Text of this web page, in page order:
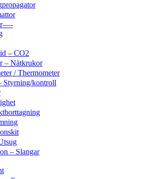
– CO2
– Nätkrukor
/ Thermometer
Styrning/kontroll
– Slangar